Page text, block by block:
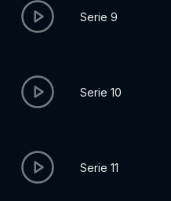
Serie 9
Serie 10
Serie 11